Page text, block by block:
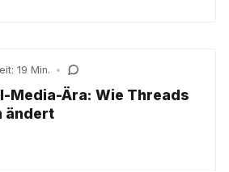
19 Min. •
Media-Ära: Wie Threads
ändert